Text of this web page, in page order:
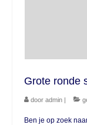
Grote ronde
door admin |
Ben je op zoek